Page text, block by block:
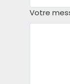
Votre